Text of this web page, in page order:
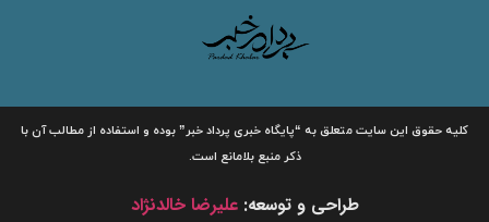
کلیه حقوق این سایت متعلق به“پایگاه خبریپرداد خبر”بوده و استفاده از مطالب آن با
ذکر منبع بلامانع است.
طراحی و توسعه:علیرضا خالدنژاد